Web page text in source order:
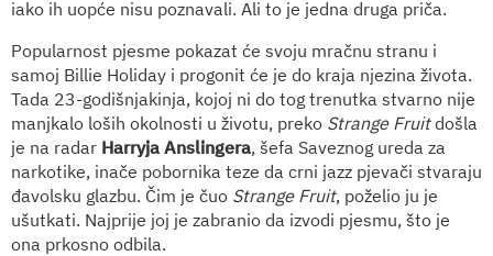
iako ih uopće nisu poznavali. Ali to je jedna druga priča.
Popularnost pjesme pokazat će svoju mračnu stranu i
samoj Billie Holiday i progonit će je do kraja njezina života.
Tada 23-godišnjakinja, kojoj ni do tog trenutka stvarno nije
manjkalo loših okolnosti u životu, preko Strange Fruitdošla
je na radar Harryja Anslingera, šefa Saveznog ureda za
narkotike, inače pobornika teze da crni jazz pjevači stvaraju
đavolsku glazbu. Čim je čuo Strange Fruit, poželio ju je
ušutkati. Najprije joj je zabranio da izvodi pjesmu, što je
ona prkosno odbila.